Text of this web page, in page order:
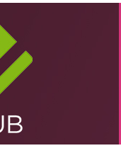
há
no